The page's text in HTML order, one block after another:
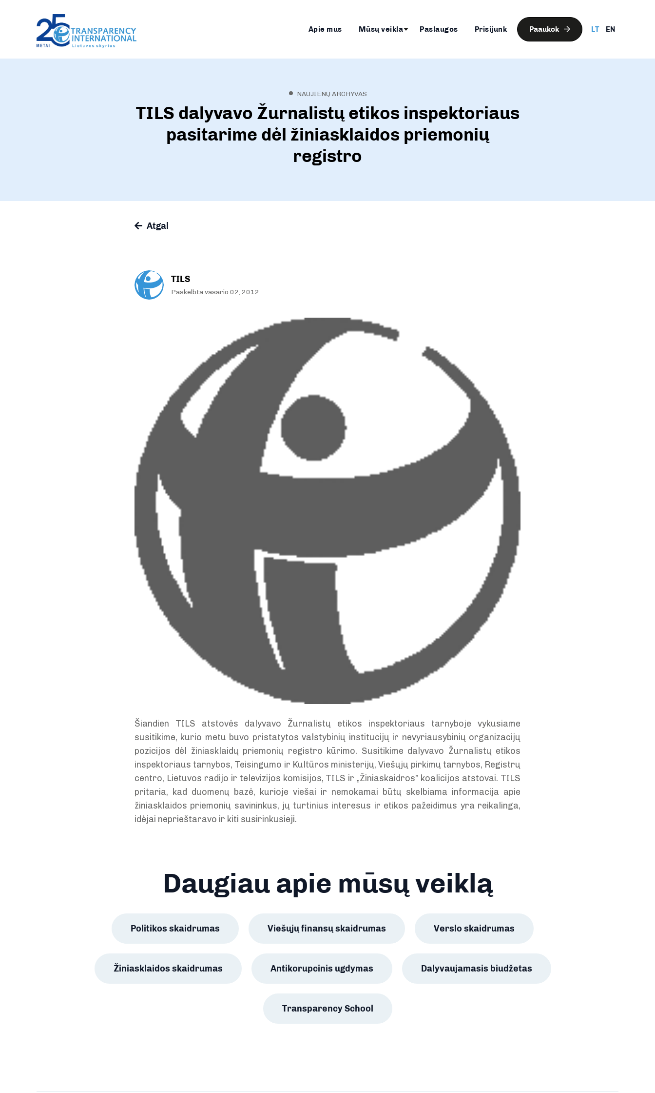
Apie mus Mūsų veikla Paslaugos Prisijunk Paaukok LT EN
NAUJIENŲ ARCHYVAS
TILS dalyvavo Žurnalistų etikos inspektoriaus
pasitarime dėl žiniasklaidos priemonių
registro
Atgal
TILS
Paskelbta vasario 02, 2012
Šiandien TILS atstovės dalyvavo Žurnalistų etikos inspektoriaus tarnyboje vykusiame
susitikime, kurio metu buvo pristatytos valstybinių institucijų ir nevyriausybinių organizacijų
pozicijos dėl žiniasklaidų priemonių registro kūrimo. Susitikime dalyvavo Žurnalistų etikos
inspektoriaus tarnybos, Teisingumo ir Kultūros ministerijų, Viešųjų pirkimų tarnybos, Registrų
centro, Lietuvos radijo ir televizijos komisijos, TILS ir „Žiniaskaidros” koalicijos atstovai. TILS
pritaria, kad duomenų bazė, kurioje viešai ir nemokamai būtų skelbiama informacija apie
žiniasklaidos priemonių savininkus, jų turtinius interesus ir etikos pažeidimus yra reikalinga,
idėjai neprieštaravo ir kiti susirinkusieji.
Daugiau apie mūsų veiklą
Politikos skaidrumas Viešųjų finansų skaidrumas Verslo skaidrumas
Žiniasklaidos skaidrumas Antikorupcinis ugdymas Dalyvaujamasis biudžetas
Transparency School